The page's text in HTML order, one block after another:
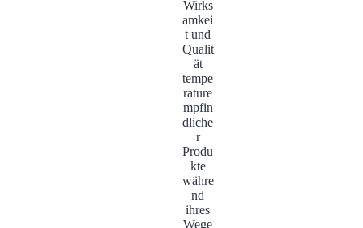
Wirks
amkei
t und
Qualit
ät
tempe
rature
mpfin
dliche
r
Produ
kte
währe
nd
ihres
Wege